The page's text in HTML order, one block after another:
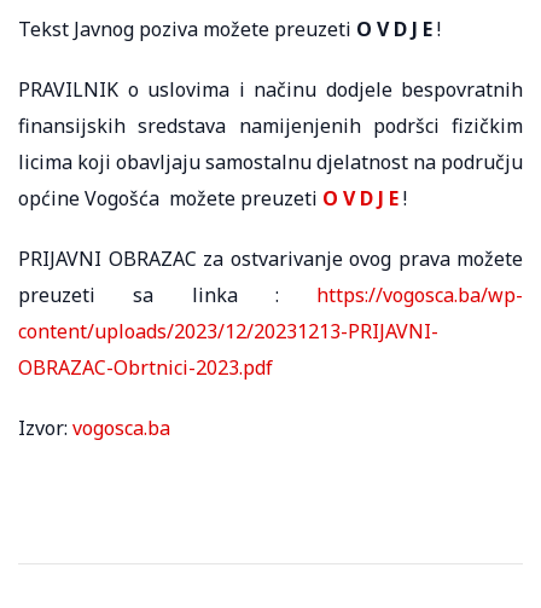
Tekst Javnog poziva možete preuzeti O V D J E!
PRAVILNIK o uslovima i načinu dodjele bespovratnih
finansijskih sredstava namijenjenih podršci fizičkim
licima koji obavljaju samostalnu djelatnost na području
općine Vogošća možete preuzeti O V D J E!
PRIJAVNI OBRAZAC za ostvarivanje ovog prava možete
preuzeti sa linka : https://vogosca.ba/wp-
content/uploads/2023/12/20231213-PRIJAVNI-
OBRAZAC-Obrtnici-2023.pdf
Izvor: vogosca.ba